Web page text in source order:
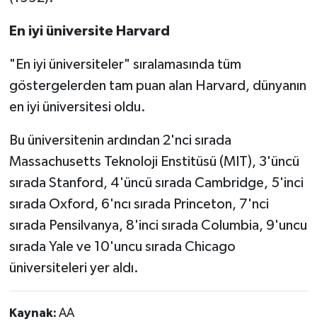
En iyi üniversite Harvard
"En iyi üniversiteler" sıralamasında tüm
göstergelerden tam puan alan Harvard, dünyanın
en iyi üniversitesi oldu.
Bu üniversitenin ardından 2'nci sırada
Massachusetts Teknoloji Enstitüsü (MIT), 3'üncü
sırada Stanford, 4'üncü sırada Cambridge, 5'inci
sırada Oxford, 6'ncı sırada Princeton, 7'nci
sırada Pensilvanya, 8'inci sırada Columbia, 9'uncu
sırada Yale ve 10'uncu sırada Chicago
üniversiteleri yer aldı.
Kaynak: AA